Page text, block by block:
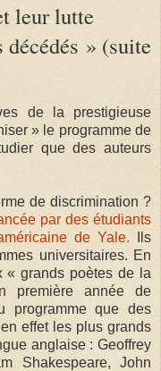
leur lutte
» (suite
de la prestigieuse
» le programme de
que des auteurs
de discrimination ?
par des étudiants
de Yale. Ils
universitaires. En
« grands poètes de la
première année de
programme que des
effet les plus grands
anglaise : Geoffrey
Shakespeare, John